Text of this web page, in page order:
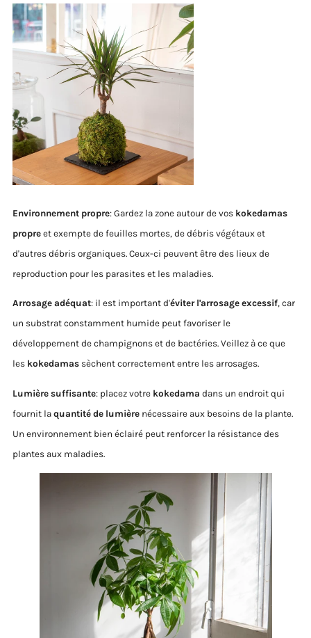
Environnement propre: Gardez la zone autour de vos kokedamas
propre et exempte de feuilles mortes, de débris végétaux et
d'autres débris organiques. Ceux-ci peuvent être des lieux de
reproduction pour les parasites et les maladies.
Arrosage adéquat: il est important d'éviter l'arrosage excessif, car
un substrat constamment humide peut favoriser le
développement de champignons et de bactéries. Veillez à ce que
les kokedamas sèchent correctement entre les arrosages.
Lumière suffisante: placez votre kokedama dans un endroit qui
fournit la quantité de lumière nécessaire aux besoins de la plante.
Un environnement bien éclairé peut renforcer la résistance des
plantes aux maladies.